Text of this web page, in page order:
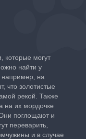
которые могут
найти у
например, на
что золотистые
рекой. Также
на их мордочке
поглощают и
переварить,
и в случае